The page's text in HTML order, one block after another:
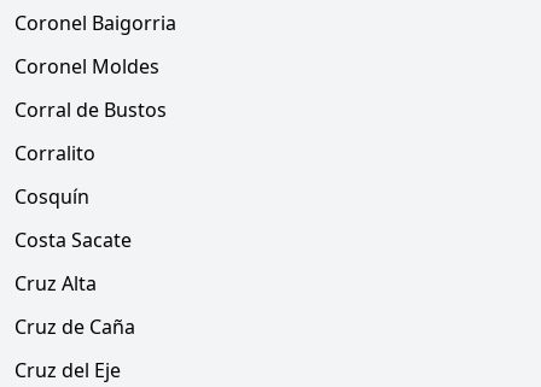
Coronel Baigorria
Coronel Moldes
Corral de Bustos
Corralito
Cosquín
Costa Sacate
Cruz Alta
Cruz de Caña
Cruz del Eje